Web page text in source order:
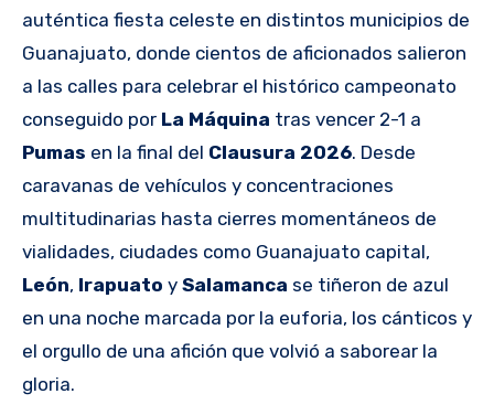
auténtica fiesta celeste en distintos municipios de
Guanajuato, donde cientos de aficionados salieron
a las calles para celebrar el histórico campeonato
conseguido por La Máquina tras vencer 2-1 a
Pumas en la final del Clausura 2026. Desde
caravanas de vehículos y concentraciones
multitudinarias hasta cierres momentáneos de
vialidades, ciudades como Guanajuato capital,
León, Irapuato y Salamanca se tiñeron de azul
en una noche marcada por la euforia, los cánticos y
el orgullo de una afición que volvió a saborear la
gloria.